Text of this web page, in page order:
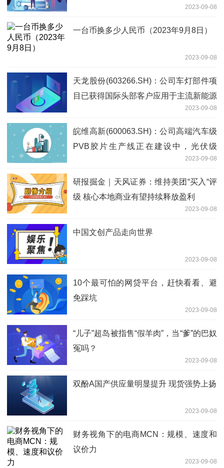
2023-09-08
一台币换多少人民币（2023年9月8日）
2023-09-08
天龙股份(603266.SH)：公司车灯部件项
目已获得国际头部客户应用于主流新能源
汽车车灯部件项目定点，今年7月份开始
已量产
2023-09-08
皖维高新(600063.SH)：公司高端汽车级
PVB胶片生产线正在建设中，光伏级
PVB胶片处于送样认证、市场推广阶段
2023-09-08
研报掘金｜天风证券：维持美团“买入“评
级 核心本地商业有望持续释放盈利
2023-09-08
中国文创产品走向世界
2023-09-08
10个最可怕的网贷平台，赶快看看、避
免踩坑
2023-09-08
“儿子”超岛被指售“假羊肉”，当“爹”的巴奴
冤吗？
2023-09-08
双酚A国产供应量明显提升 现货强势上扬
2023-09-08
财务视角下的电商MCN：规模、速度和
议价力
2023-09-08